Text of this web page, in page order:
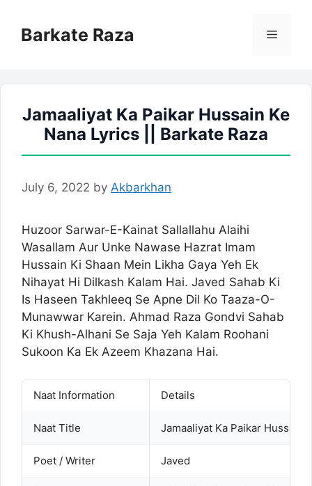
contentBarkate Raza Menu
Jamaaliyat Ka Paikar Hussain Ke
Nana Lyrics || Barkate Raza
July 6, 2022 by Akbarkhan
Huzoor Sarwar-E-Kainat Sallallahu Alaihi
Wasallam Aur Unke Nawase Hazrat Imam
Hussain Ki Shaan Mein Likha Gaya Yeh Ek
Nihayat Hi Dilkash Kalam Hai. Javed Sahab Ki
Is Haseen Takhleeq Se Apne Dil Ko Taaza-O-
Munawwar Karein. Ahmad Raza Gondvi Sahab
Ki Khush-Alhani Se Saja Yeh Kalam Roohani
Sukoon Ka Ek Azeem Khazana Hai.
Naat Information Details
Naat Title Jamaaliyat Ka Paikar Hussain
Poet / Writer Javed